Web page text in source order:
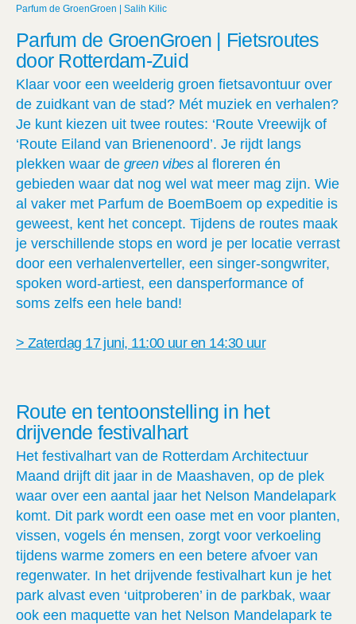
Parfum de GroenGroen | Salih Kilic
Parfum de GroenGroen | Fietsroutes
door Rotterdam-Zuid
Klaar voor een weelderig groen fietsavontuur over
de zuidkant van de stad? Mét muziek en verhalen?
Je kunt kiezen uit twee routes: ‘Route Vreewijk of
‘Route Eiland van Brienenoord’. Je rijdt langs
plekken waar de green vibesal floreren én
gebieden waar dat nog wel wat meer mag zijn. Wie
al vaker met Parfum de BoemBoem op expeditie is
geweest, kent het concept. Tijdens de routes maak
je verschillende stops en word je per locatie verrast
door een verhalenverteller, een singer-songwriter,
spoken word-artiest, een dansperformance of
soms zelfs een hele band!
> Zaterdag 17 juni, 11:00 uur en 14:30 uur
Route en tentoonstelling in het
drijvende festivalhart
Het festivalhart van de Rotterdam Architectuur
Maand drijft dit jaar in de Maashaven, op de plek
waar over een aantal jaar het Nelson Mandelapark
komt. Dit park wordt een oase met en voor planten,
vissen, vogels én mensen, zorgt voor verkoeling
tijdens warme zomers en een betere afvoer van
regenwater. In het drijvende festivalhart kun je het
park alvast even ‘uitproberen’ in de parkbak, waar
ook een maquette van het Nelson Mandelapark te